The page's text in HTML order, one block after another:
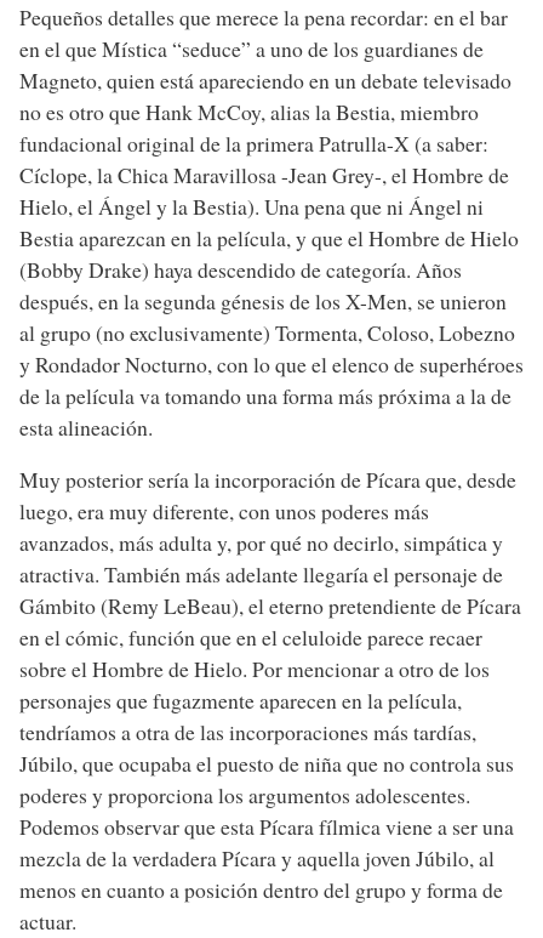
Pequeños detalles que merece la pena recordar: en el bar
en el que Mística “seduce” a uno de los guardianes de
Magneto, quien está apareciendo en un debate televisado
no es otro que Hank McCoy, alias la Bestia, miembro
fundacional original de la primera Patrulla-X (a saber:
Cíclope, la Chica Maravillosa -Jean Grey-, el Hombre de
Hielo, el Ángel y la Bestia). Una pena que ni Ángel ni
Bestia aparezcan en la película, y que el Hombre de Hielo
(Bobby Drake) haya descendido de categoría. Años
después, en la segunda génesis de los X-Men, se unieron
al grupo (no exclusivamente) Tormenta, Coloso, Lobezno
y Rondador Nocturno, con lo que el elenco de superhéroes
de la película va tomando una forma más próxima a la de
esta alineación.
Muy posterior sería la incorporación de Pícara que, desde
luego, era muy diferente, con unos poderes más
avanzados, más adulta y, por qué no decirlo, simpática y
atractiva. También más adelante llegaría el personaje de
Gámbito (Remy LeBeau), el eterno pretendiente de Pícara
en el cómic, función que en el celuloide parece recaer
sobre el Hombre de Hielo. Por mencionar a otro de los
personajes que fugazmente aparecen en la película,
tendríamos a otra de las incorporaciones más tardías,
Júbilo, que ocupaba el puesto de niña que no controla sus
poderes y proporciona los argumentos adolescentes.
Podemos observar que esta Pícara fílmica viene a ser una
mezcla de la verdadera Pícara y aquella joven Júbilo, al
menos en cuanto a posición dentro del grupo y forma de
actuar.